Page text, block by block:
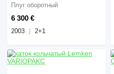
6 300 €
Плуг оборотный
2003 2+1